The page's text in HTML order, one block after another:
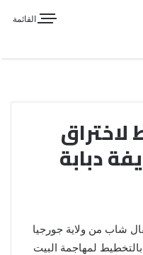
القائمة
دبابة
شاب من ولاية جورجيا
بالتخطيط لمهاجمة البيت